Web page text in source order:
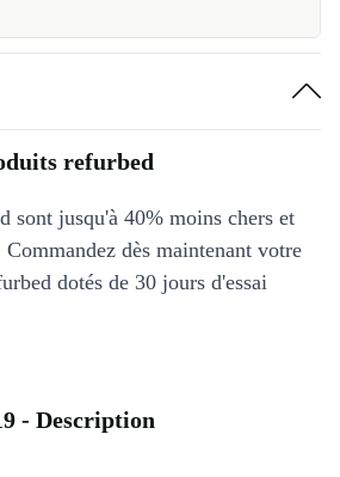
refurbed
sont jusqu'à 40% moins chers et
dès maintenant votre
dotés de 30 jours d'essai
- Description